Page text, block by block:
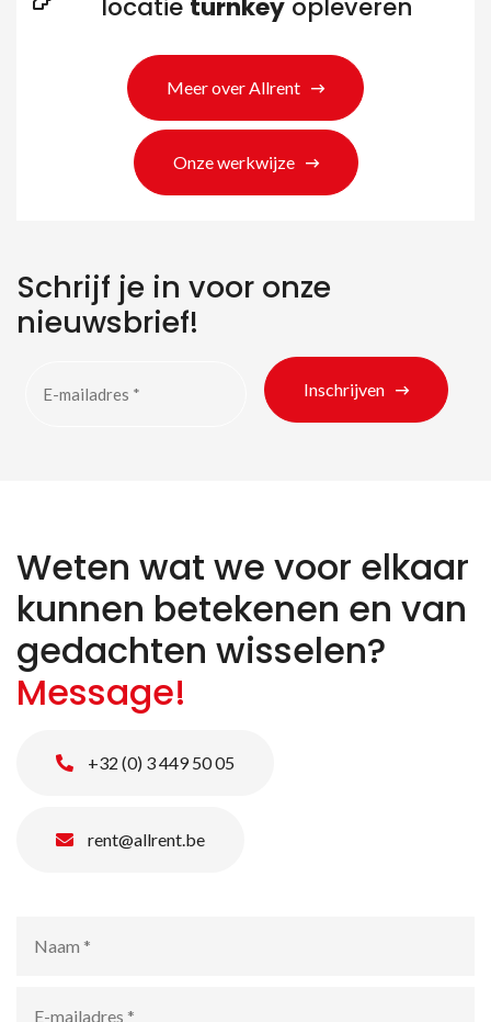
locatie turnkey opleveren
Meer over Allrent
Onze werkwijze
Schrijf je in voor onze
nieuwsbrief!
Inschrijven
Weten wat we voor elkaar
kunnen betekenen en van
gedachten wisselen?
Message!
+32 (0) 3 449 50 05
rent@allrent.be
mailadres *